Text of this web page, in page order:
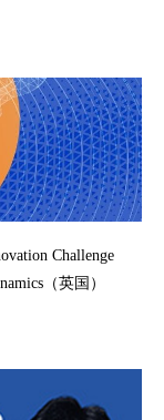
Challenge
（英国）